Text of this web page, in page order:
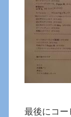
最後にコ